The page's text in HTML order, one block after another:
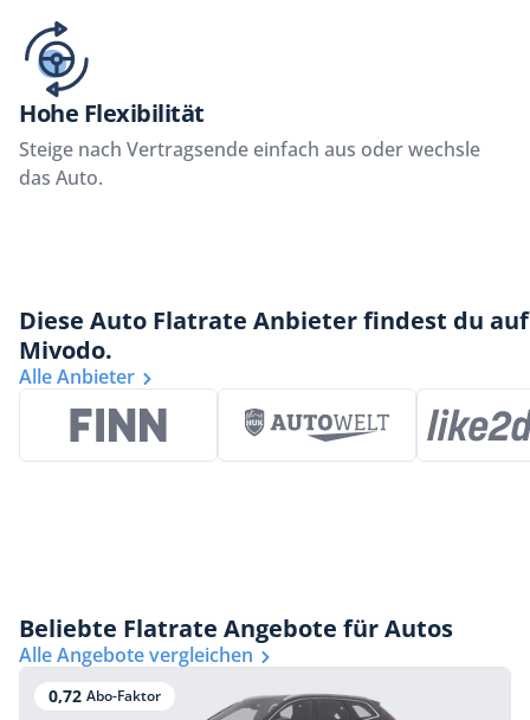
Hohe Flexibilität
Steige nach Vertragsende einfach aus oder wechsle
das Auto.
Diese Auto Flatrate Anbieter findest du auf
Mivodo.
Alle Anbieter
Beliebte Flatrate Angebote für Autos
Alle Angebote vergleichen
0,72 Abo-Faktor